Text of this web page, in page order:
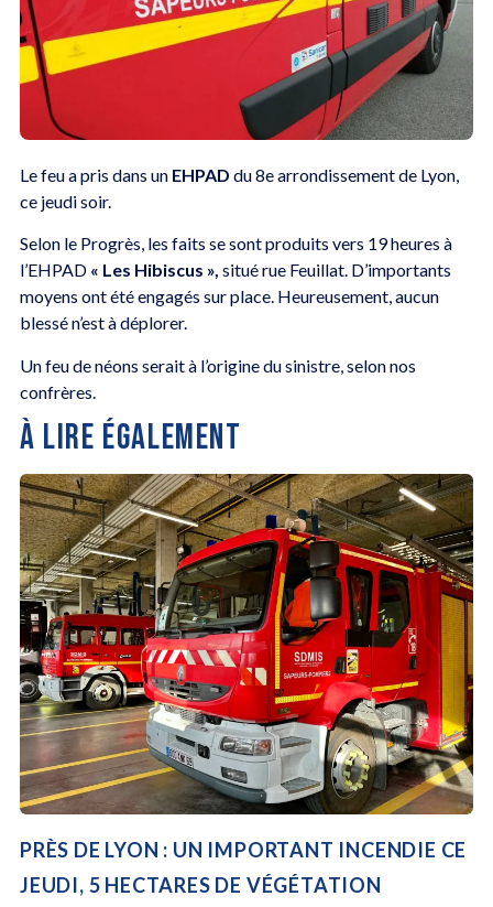
Le feu a pris dans unEHPAD du 8e arrondissement de Lyon,
ce jeudi soir.
Selon le Progrès, les faits se sont produits vers 19 heures à
l’EHPAD « Les Hibiscus », situé rue Feuillat. D’importants
moyens ont été engagés sur place. Heureusement, aucun
blessé n’est à déplorer.
Un feu de néons serait à l’origine du sinistre, selon nos
confrères.
À LIRE ÉGALEMENT
PRÈS DE LYON : UN IMPORTANT INCENDIE CE
JEUDI, 5 HECTARES DE VÉGÉTATION